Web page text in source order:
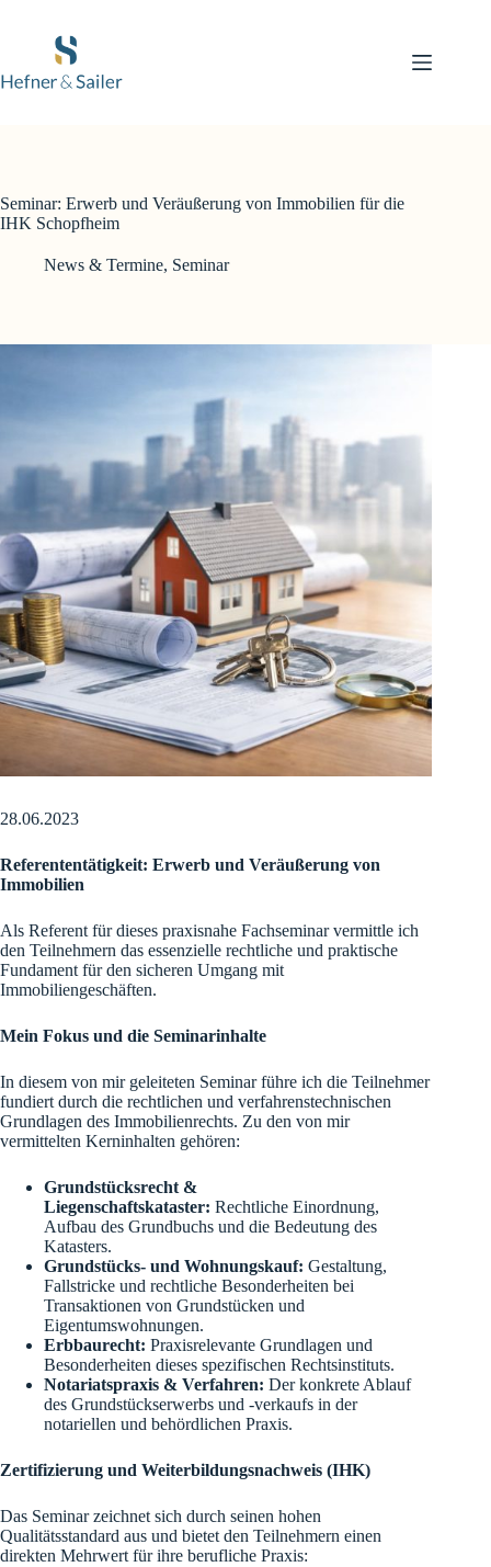
springen
Seminar: Erwerb und Veräußerung von Immobilien für die
IHK Schopfheim
News & Termine, Seminar
28.06.2023
Referententätigkeit: Erwerb und Veräußerung von
Immobilien
Als Referent für dieses praxisnahe Fachseminar vermittle ich
den Teilnehmern das essenzielle rechtliche und praktische
Fundament für den sicheren Umgang mit
Immobiliengeschäften.
Mein Fokus und die Seminarinhalte
In diesem von mir geleiteten Seminar führe ich die Teilnehmer
fundiert durch die rechtlichen und verfahrenstechnischen
Grundlagen des Immobilienrechts. Zu den von mir
vermittelten Kerninhalten gehören:
Grundstücksrecht &
Liegenschaftskataster: Rechtliche Einordnung,
Aufbau des Grundbuchs und die Bedeutung des
Katasters.
Grundstücks- und Wohnungskauf: Gestaltung,
Fallstricke und rechtliche Besonderheiten bei
Transaktionen von Grundstücken und
Eigentumswohnungen.
Erbbaurecht: Praxisrelevante Grundlagen und
Besonderheiten dieses spezifischen Rechtsinstituts.
Notariatspraxis & Verfahren: Der konkrete Ablauf
des Grundstückserwerbs und -verkaufs in der
notariellen und behördlichen Praxis.
Zertifizierung und Weiterbildungsnachweis (IHK)
Das Seminar zeichnet sich durch seinen hohen
Qualitätsstandard aus und bietet den Teilnehmern einen
direkten Mehrwert für ihre berufliche Praxis: